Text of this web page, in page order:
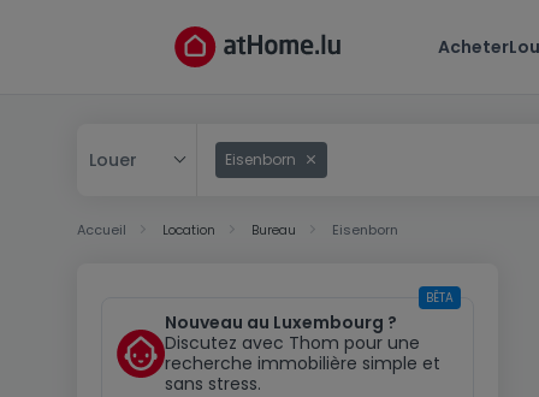
Acheter
Louer Eisenborn
Accueil Location Bureau Eisenborn
Nouveau au Luxembourg ?
Discutez avec Thom pour une
recherche immobilière simple et
sans stress.
BÊTA